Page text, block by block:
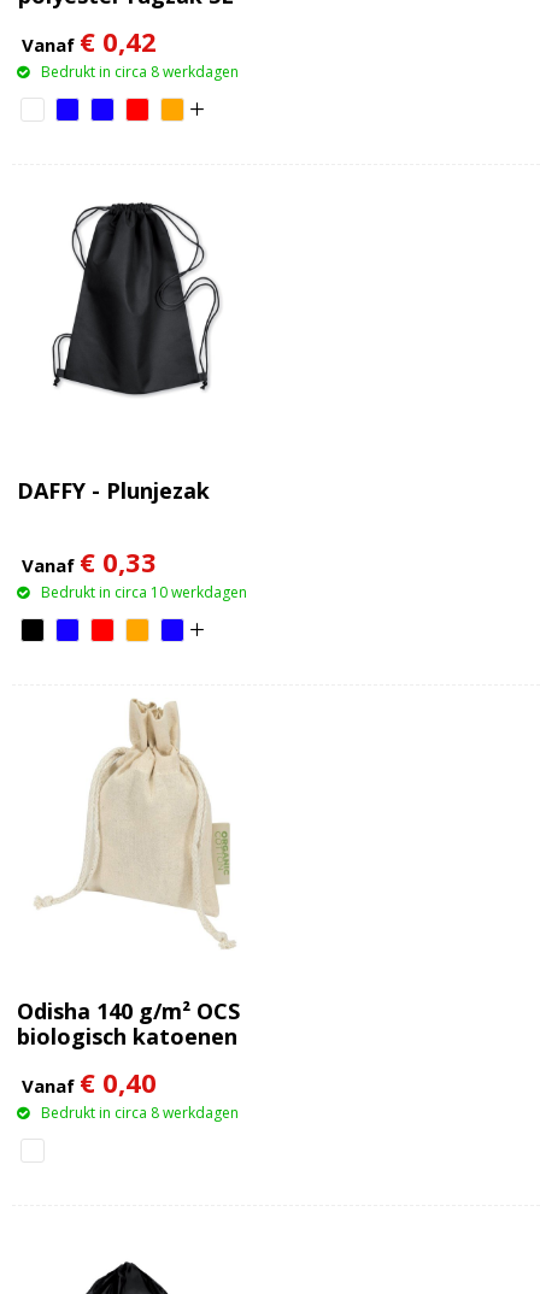
Vanaf € 0,42
Bedrukt in circa 8 werkdagen
DAFFY - Plunjezak
Vanaf € 0,33
Bedrukt in circa 10 werkdagen
Odisha 140 g/m² OCS
biologisch katoenen
cm
Vanaf € 0,40
Bedrukt in circa 8 werkdagen